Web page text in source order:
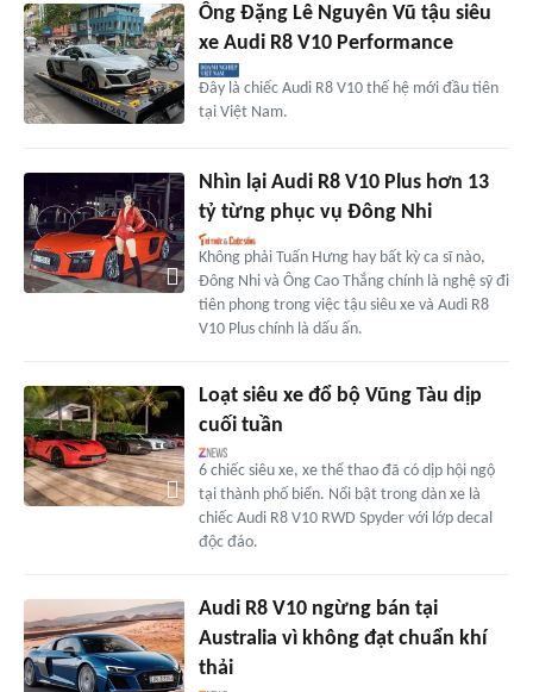
Ông Đặng Lê Nguyên Vũ tậu siêu
xe Audi R8 V10 Performance
Đây là chiếc Audi R8 V10 thế hệ mới đầu tiên
tại Việt Nam.
Nhìn lại Audi R8 V10 Plus hơn 13
tỷ từng phục vụ Đông Nhi
Không phải Tuấn Hưng hay bất kỳ ca sĩ nào,
Đông Nhi và Ông Cao Thắng chính là nghệ sỹ đi
tiên phong trong việc tậu siêu xe và Audi R8
V10 Plus chính là dấu ấn.
Loạt siêu xe đổ bộ Vũng Tàu dịp
cuối tuần
6 chiếc siêu xe, xe thể thao đã có dịp hội ngộ
tại thành phố biển. Nổi bật trong dàn xe là
chiếc Audi R8 V10 RWD Spyder với lớp decal
độc đáo.
Audi R8 V10 ngừng bán tại
Australia vì không đạt chuẩn khí
thải